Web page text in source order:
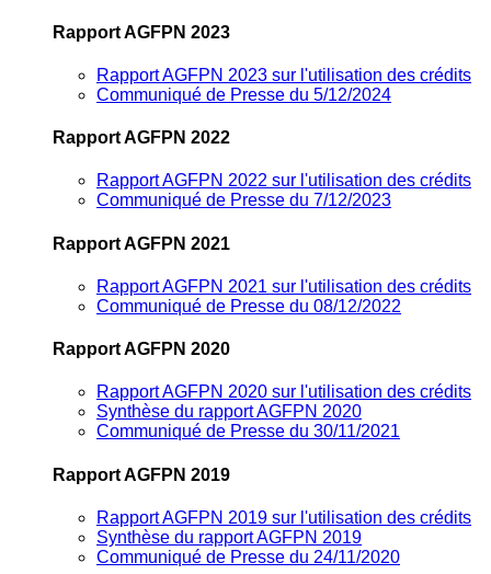
Rapport AGFPN 2023
Rapport AGFPN 2023 sur l'utilisation des crédits
Communiqué de Presse du 5/12/2024
Rapport AGFPN 2022
Rapport AGFPN 2022 sur l'utilisation des crédits
Communiqué de Presse du 7/12/2023
Rapport AGFPN 2021
Rapport AGFPN 2021 sur l'utilisation des crédits
Communiqué de Presse du 08/12/2022
Rapport AGFPN 2020
Rapport AGFPN 2020 sur l'utilisation des crédits
Synthèse du rapport AGFPN 2020
Communiqué de Presse du 30/11/2021
Rapport AGFPN 2019
Rapport AGFPN 2019 sur l'utilisation des crédits
Synthèse du rapport AGFPN 2019
Communiqué de Presse du 24/11/2020